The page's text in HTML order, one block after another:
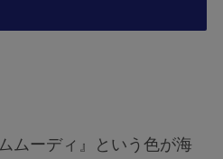
ムーディ』という色が海